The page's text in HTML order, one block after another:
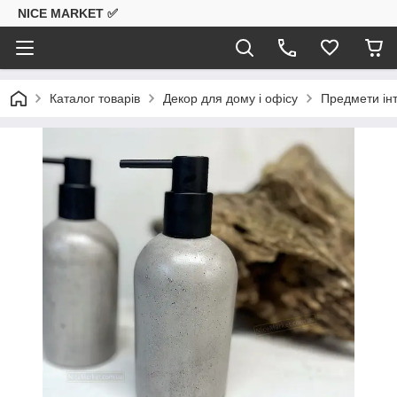
NICE MARKET ✅
Каталог товарів Декор для дому і офісу Предмети